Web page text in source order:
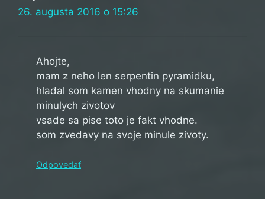
26. augusta 2016 o 15:26
Ahojte,
mam z neho len serpentin pyramidku,
hladal som kamen vhodny na skumanie
minulych zivotov
vsade sa pise toto je fakt vhodne.
som zvedavy na svoje minule zivoty.
Odpovedať